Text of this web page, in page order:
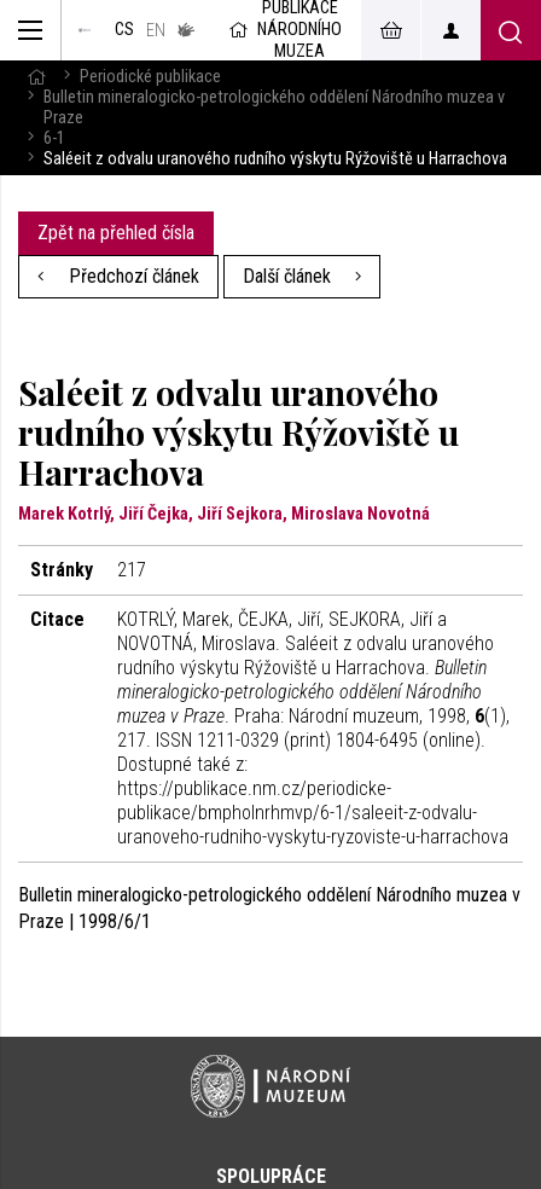
CS EN
v českém
jazyce
PUBLIKACE
NÁRODNÍHO
MUZEA
Periodické publikace
Bulletin mineralogicko-petrologického oddělení Národního muzea v
Praze
6-1
Saléeit z odvalu uranového rudního výskytu Rýžoviště u Harrachova
Zpět na přehled čísla
Předchozí článek
Další článek
Saléeit z odvalu uranového
rudního výskytu Rýžoviště u
Harrachova
Marek Kotrlý, Jiří Čejka, Jiří Sejkora, Miroslava Novotná
Stránky 217
Citace
KOTRLÝ, Marek, ČEJKA, Jiří, SEJKORA, Jiří a
NOVOTNÁ, Miroslava. Saléeit z odvalu uranového
rudního výskytu Rýžoviště u Harrachova. Bulletin
mineralogicko-petrologického oddělení Národního
muzea v Praze. Praha: Národní muzeum, 1998, 6(1),
217. ISSN 1211-0329 (print) 1804-6495 (online).
Dostupné také z:
https://publikace.nm.cz/periodicke-
publikace/bmpholnrhmvp/6-1/saleeit-z-odvalu-
uranoveho-rudniho-vyskytu-ryzoviste-u-harrachova
Bulletin mineralogicko-petrologického oddělení Národního muzea v
Praze | 1998/6/1
SPOLUPRÁCE